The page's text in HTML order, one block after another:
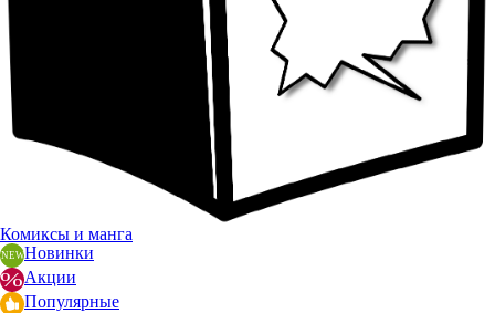
Комиксы и манга
Новинки
Акции
Популярные